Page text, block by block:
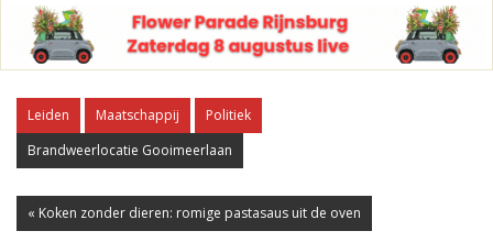
Leiden Maatschappij
Politiek
Brandweerlocatie Gooimeerlaan
« Koken zonder dieren: romige pastasaus uit de oven